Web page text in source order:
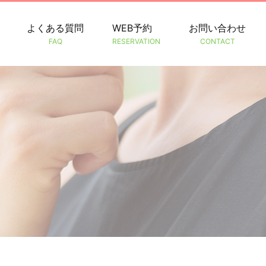
よくある質問
FAQ
WEB予約
RESERVATION
お問い合わせ
CONTACT